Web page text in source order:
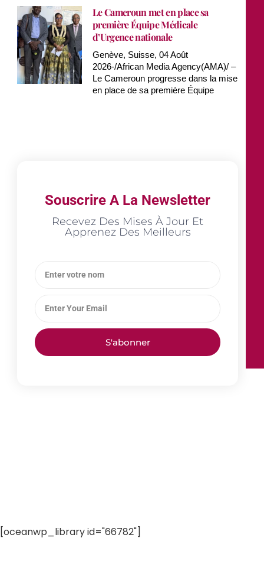
Le Cameroun met en place sa
première Équipe Médicale
d’Urgence nationale
Genève, Suisse, 04 Août
2026-/African Media Agency(AMA)/ –
Le Cameroun progresse dans la mise
en place de sa première Équipe
Souscrire A La Newsletter
Recevez Des Mises À Jour Et
Apprenez Des Meilleurs
S'abonner
[oceanwp_library id="66782"]